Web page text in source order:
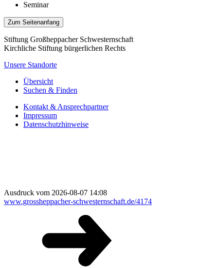
Seminar
Zum Seitenanfang
Stiftung Großheppacher Schwesternschaft
Kirchliche Stiftung bürgerlichen Rechts
Unsere Standorte
Übersicht
Suchen & Finden
Kontakt & Ansprechpartner
Impressum
Datenschutzhinweise
Ausdruck vom 2026-08-07 14:08
www.grossheppacher-schwesternschaft.de/4174